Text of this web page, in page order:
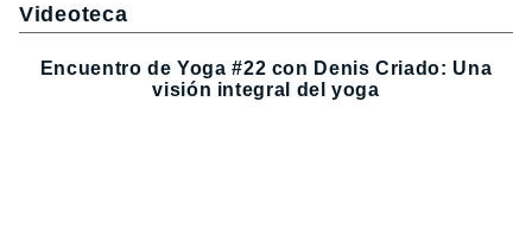
Videoteca
Encuentro de Yoga #22 con Denis Criado: Una
visión integral del yoga